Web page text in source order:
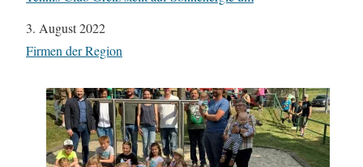
Datum
3. August 2022
In Bezug auf
Firmen der Region